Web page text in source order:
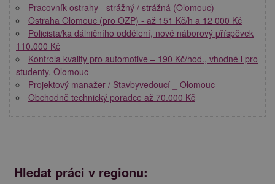
Pracovník ostrahy - strážný / strážná (Olomouc)
Ostraha Olomouc (pro OZP) - až 151 Kč/h a 12 000 Kč
Policista/ka dálničního oddělení, nově náborový příspěvek
110.000 Kč
Kontrola kvality pro automotive – 190 Kč/hod., vhodné i pro
studenty, Olomouc
Projektový manažer / Stavbyvedoucí _ Olomouc
Obchodně technický poradce až 70.000 Kč
Hledat práci v regionu: